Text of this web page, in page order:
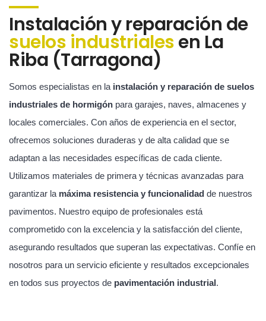
Instalación y reparación de
suelos industrialesen La
Riba (Tarragona)
Somos especialistas en la instalación y reparación de suelos
industriales de hormigón para garajes, naves, almacenes y
locales comerciales. Con años de experiencia en el sector,
ofrecemos soluciones duraderas y de alta calidad que se
adaptan a las necesidades específicas de cada cliente.
Utilizamos materiales de primera y técnicas avanzadas para
garantizar la máxima resistencia y funcionalidad de nuestros
pavimentos. Nuestro equipo de profesionales está
comprometido con la excelencia y la satisfacción del cliente,
asegurando resultados que superan las expectativas. Confíe en
nosotros para un servicio eficiente y resultados excepcionales
en todos sus proyectos de pavimentación industrial.